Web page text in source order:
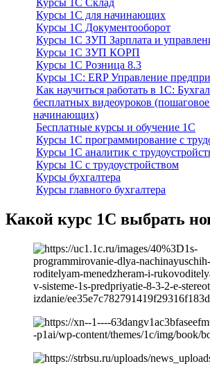
Курсы 1С Склад
Курсы 1С для начинающих
Курсы 1С Документооборот
Курсы 1С ЗУП Зарплата и
Курсы 1С ЗУП КОРП
Курсы 1С Розница 8.3
Курсы 1С: ERP Управление
Как научиться работать в 1С:
бесплатных видеоуроков
начинающих)
Бесплатные курсы и обучение 1С
Курсы 1С программирование с
Курсы 1С аналитик с
Курсы 1С с трудоустройством
Курсы бухгалтера
Курсы главного бухгалтера
Какой курс 1С выбрать